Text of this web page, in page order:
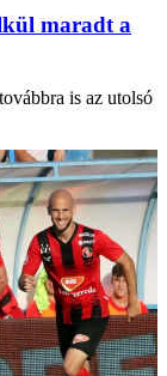
maradt a
is az utolsó